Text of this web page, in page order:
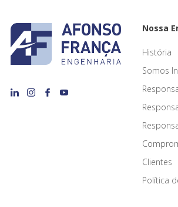
Nossa
História
Somos
Clientes
Política